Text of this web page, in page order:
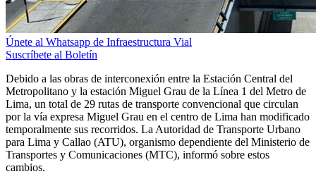
Únete al Whatsapp de Infraestructura Vial
Suscríbete al Boletín
Debido a las obras de interconexión entre la Estación Central del
Metropolitano y la estación Miguel Grau de la Línea 1 del Metro de
Lima, un total de 29 rutas de transporte convencional que circulan
por la vía expresa Miguel Grau en el centro de Lima han modificado
temporalmente sus recorridos. La Autoridad de Transporte Urbano
para Lima y Callao (ATU), organismo dependiente del Ministerio de
Transportes y Comunicaciones (MTC), informó sobre estos
cambios.